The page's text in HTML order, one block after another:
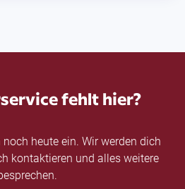
fehlt hier?
heute ein. Wir werden dich
kontaktieren und alles weitere